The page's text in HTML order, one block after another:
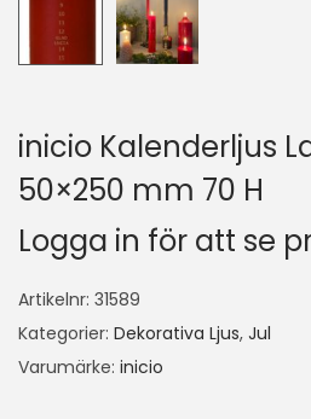
inicio Kalenderljus
50×250 mm 70 H
Logga in för att se
Artikelnr: 31589
Kategorier: Dekorativa Ljus, Jul
Varumärke: inicio